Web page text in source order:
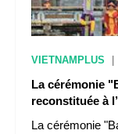
VIETNAMPLUS
La cérémonie
reconstituée à
La cérémonie